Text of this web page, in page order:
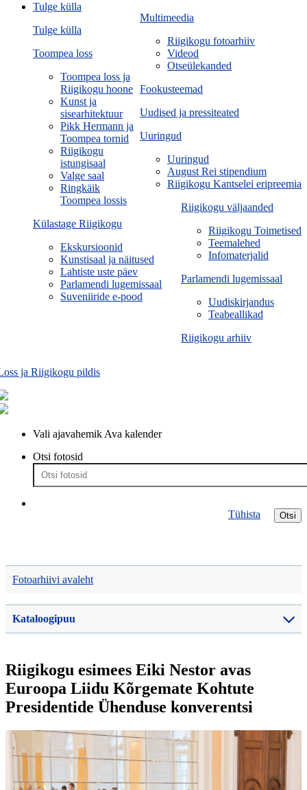
Multimeedia
Riigikogu fotoarhiiv
Videod
Otseülekanded
Fookusteemad
Uudised ja pressiteated
Uuringud
Uuringud
August Rei stipendium
Riigikogu Kantselei eripreemia
Riigikogu väljaanded
Riigikogu Toimetised
Teemalehed
Infomaterjalid
Parlamendi lugemissaal
Uudiskirjandus
Teabeallikad
Riigikogu arhiiv
Tulge külla
Tulge külla
Toompea loss
Toompea loss ja
Riigikogu hoone
Kunst ja
sisearhitektuur
Pikk Hermann ja
Toompea tornid
Riigikogu
istungisaal
Valge saal
Ringkäik
Toompea lossis
Külastage Riigikogu
Ekskursioonid
Kunstisaal ja näitused
Lahtiste uste päev
Parlamendi lugemissaal
Suveniiride e-pood
ja Riigikogu pildis
Vali ajavahemik Ava kalender
Otsi fotosid
Otsi
Tühista
Fotoarhiivi avaleht
Kataloogipuu
Riigikogu esimees Eiki Nestor avas
Euroopa Liidu Kõrgemate Kohtute
Presidentide Ühenduse konverentsi